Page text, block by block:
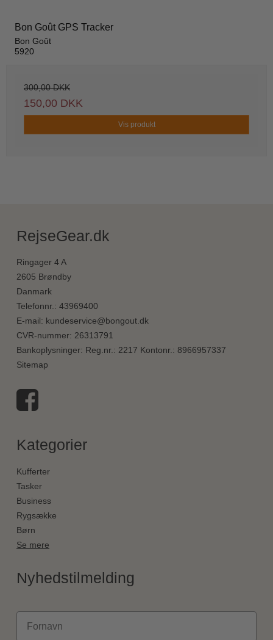
Bon Goût GPS Tracker
Bon Goût
5920
300,00 DKK
150,00 DKK
Vis produkt
RejseGear.dk
Ringager 4 A
2605 Brøndby
Danmark
Telefonnr.: 43969400
E-mail: kundeservice@bongout.dk
CVR-nummer: 26313791
Bankoplysninger: Reg.nr.: 2217 Kontonr.: 8966957337
Sitemap
Kategorier
Kufferter
Tasker
Business
Rygsække
Børn
Se mere
Nyhedstilmelding
Fornavn